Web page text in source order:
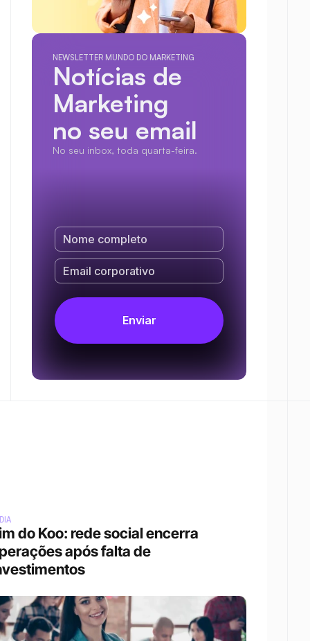
NEWSLETTER MUNDO DO MARKETING
Notícias de
Marketing
no seu email
No seu inbox, toda quarta-feira.
do Koo: rede social encerra
após falta de